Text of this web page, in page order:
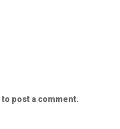
to post a comment.